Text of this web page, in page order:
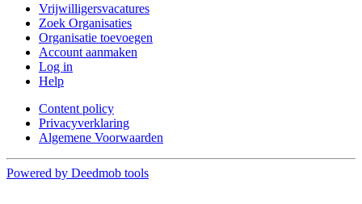
Vrijwilligersvacatures
Zoek Organisaties
Organisatie toevoegen
Account aanmaken
Log in
Help
Content policy
Privacyverklaring
Algemene Voorwaarden
Powered by Deedmob tools